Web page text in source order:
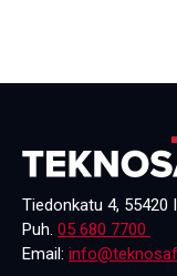
Tiedonkatu 4, 55420
Puh. 05 680 7700
Email: